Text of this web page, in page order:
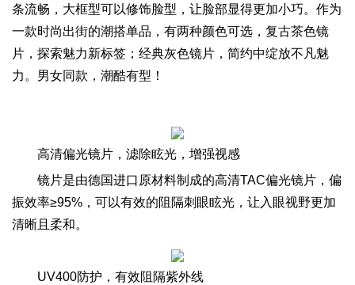
条流畅，大框型可以修饰脸型，让脸部显得更加小巧。作为
一款时尚出街的潮搭单品，有两种颜色可选，复古茶色镜
片，探索魅力新标签；经典灰色镜片，简约中绽放不凡魅
力。男女同款，潮酷有型！
高清偏光镜片，滤除眩光，增强视感
镜片是由德国进口原材料制成的高清TAC偏光镜片，偏
振效率≥95%，可以有效的阻隔刺眼眩光，让入眼视野更加
清晰且柔和。
UV400防护，有效阻隔紫外线